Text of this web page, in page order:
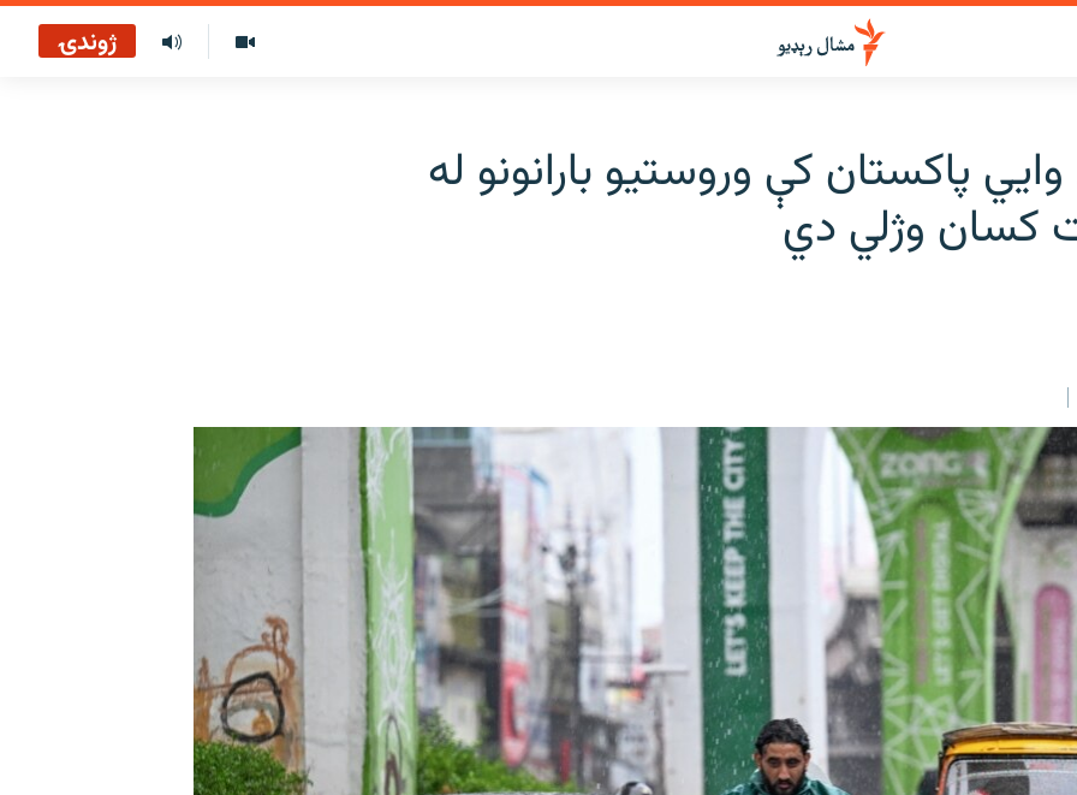
ژوندۍ
پاکستان کې وروستیو بارانونو له